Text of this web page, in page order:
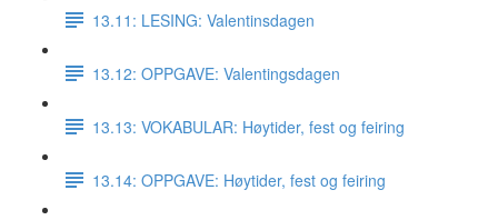
13.11: LESING: Valentinsdagen
13.12: OPPGAVE: Valentingsdagen
13.13: VOKABULAR: Høytider, fest og feiring
13.14: OPPGAVE: Høytider, fest og feiring